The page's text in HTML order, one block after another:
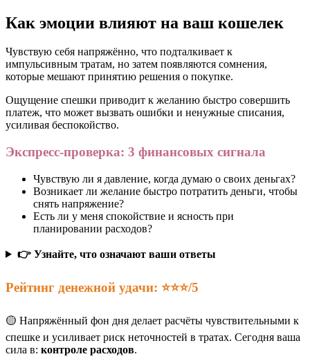
Как эмоции влияют на ваш кошелек
Чувствую себя напряжённо, что подталкивает к
импульсивным тратам, но затем появляются сомнения,
которые мешают принятию решения о покупке.
Ощущение спешки приводит к желанию быстро совершить
платеж, что может вызвать ошибки и ненужные списания,
усиливая беспокойство.
Экспресс-проверка: 3 финансовых сигнала
Чувствую ли я давление, когда думаю о своих деньгах?
Возникает ли желание быстро потратить деньги, чтобы
снять напряжение?
Есть ли у меня спокойствие и ясность при
планировании расходов?
👉 Узнайте, что означают ваши ответы
Рейтинг денежной удачи: ⭐⭐⭐/5
🟡 Напряжённый фон дня делает расчёты чувствительными к
спешке и усиливает риск неточностей в тратах. Сегодня ваша
сила в: контроле расходов.